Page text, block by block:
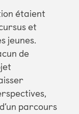
étaient
et
jeunes.
de
parcours